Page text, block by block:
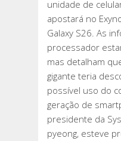
CHIP
EXYNOS
2600
unidade de
apostará no
Galaxy S26. As
processador
mas detalham
gigante teria
possível uso do
geração de
presidente da
pyeong, esteve